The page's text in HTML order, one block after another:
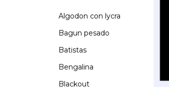
Algodon con lycra
Bagun pesado
Batistas
Bengalina
Blackout